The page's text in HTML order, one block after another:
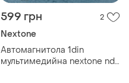
599 грн 2
Nextone
Автомагнитола 1din
мультимедийна nextone nd-